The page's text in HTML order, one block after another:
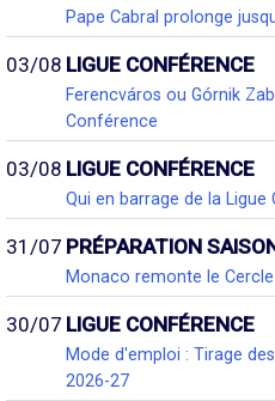
Pape Cabral prolonge
03/08 LIGUE CONFÉRENCE
Ferencváros ou Górnik
Conférence
03/08 LIGUE CONFÉRENCE
Qui en barrage de la
31/07 PRÉPARATION
Monaco remonte le
30/07 LIGUE CONFÉRENCE
Mode d'emploi : Tirage
2026-27